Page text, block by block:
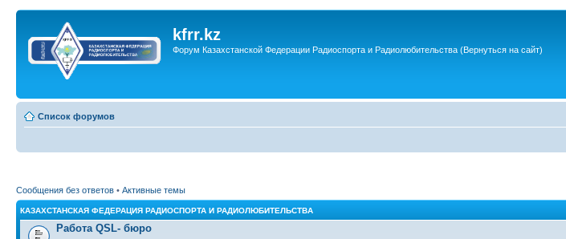
kfrr.kz
Форум Казахстанской Федерации Радиоспорта и Радиолюбительства (Вернуться на сайт)
Список форумов
Сообщения без ответов • Активные темы
КАЗАХСТАНСКАЯ ФЕДЕРАЦИЯ РАДИОСПОРТА И РАДИОЛЮБИТЕЛЬСТВА
Работа QSL- бюро